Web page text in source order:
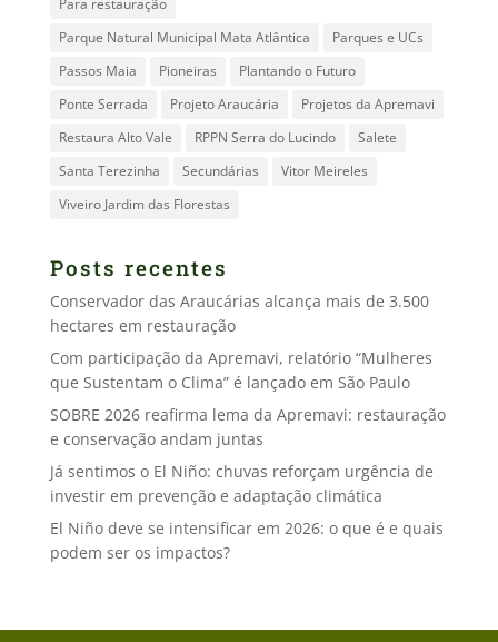
Para restauração
Parque Natural Municipal Mata Atlântica
Parques e UCs
Passos Maia
Pioneiras
Plantando o Futuro
Ponte Serrada
Projeto Araucária
Projetos da Apremavi
Restaura Alto Vale
RPPN Serra do Lucindo
Salete
Santa Terezinha
Secundárias
Vitor Meireles
Viveiro Jardim das Florestas
Posts recentes
Conservador das Araucárias alcança mais de 3.500
hectares em restauração
Com participação da Apremavi, relatório “Mulheres
que Sustentam o Clima” é lançado em São Paulo
SOBRE 2026 reafirma lema da Apremavi: restauração
e conservação andam juntas
Já sentimos o El Niño: chuvas reforçam urgência de
investir em prevenção e adaptação climática
El Niño deve se intensificar em 2026: o que é e quais
podem ser os impactos?